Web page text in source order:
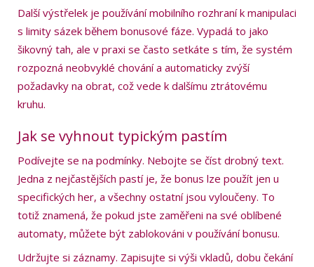
Další výstřelek je používání mobilního rozhraní k manipulaci
s limity sázek během bonusové fáze. Vypadá to jako
šikovný tah, ale v praxi se často setkáte s tím, že systém
rozpozná neobvyklé chování a automaticky zvýší
požadavky na obrat, což vede k dalšímu ztrátovému
kruhu.
Jak se vyhnout typickým pastím
Podívejte se na podmínky. Nebojte se číst drobný text.
Jedna z nejčastějších pastí je, že bonus lze použít jen u
specifických her, a všechny ostatní jsou vyloučeny. To
totiž znamená, že pokud jste zaměřeni na své oblíbené
automaty, můžete být zablokováni v používání bonusu.
Udržujte si záznamy. Zapisujte si výši vkladů, dobu čekání